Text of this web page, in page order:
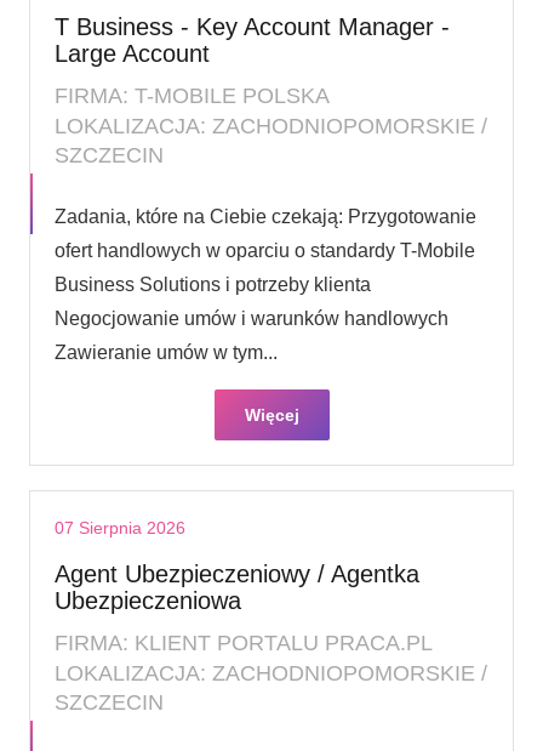
T Business - Key Account Manager -
Large Account
FIRMA: T-MOBILE POLSKA
LOKALIZACJA: ZACHODNIOPOMORSKIE /
SZCZECIN
Zadania, które na Ciebie czekają: Przygotowanie
ofert handlowych w oparciu o standardy T-Mobile
Business Solutions i potrzeby klienta
Negocjowanie umów i warunków handlowych
Zawieranie umów w tym...
Więcej
07 Sierpnia 2026
Agent Ubezpieczeniowy / Agentka
Ubezpieczeniowa
FIRMA: KLIENT PORTALU PRACA.PL
LOKALIZACJA: ZACHODNIOPOMORSKIE /
SZCZECIN